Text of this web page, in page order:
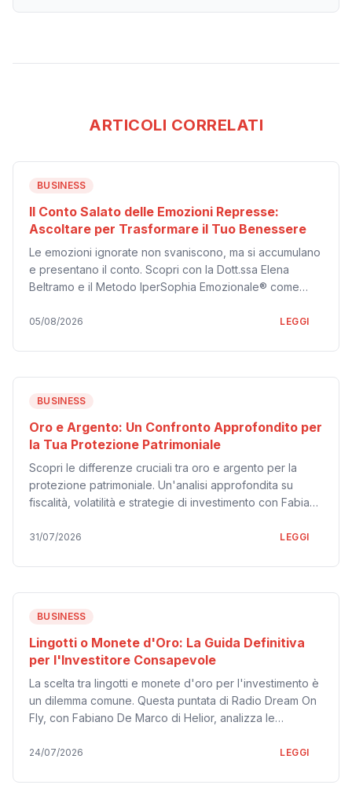
ARTICOLI CORRELATI
BUSINESS
Il Conto Salato delle Emozioni Represse:
Ascoltare per Trasformare il Tuo Benessere
Le emozioni ignorate non svaniscono, ma si accumulano
e presentano il conto. Scopri con la Dott.ssa Elena
Beltramo e il Metodo IperSophia Emozionale® come
benessere.
05/08/2026 LEGGI
BUSINESS
Oro e Argento: Un Confronto Approfondito per
la Tua Protezione Patrimoniale
Scopri le differenze cruciali tra oro e argento per la
protezione patrimoniale. Un'analisi approfondita su
fiscalità, volatilità e strategie di investimento con Fabiano
31/07/2026 LEGGI
BUSINESS
Lingotti o Monete d'Oro: La Guida Definitiva
per l'Investitore Consapevole
La scelta tra lingotti e monete d'oro per l'investimento è
un dilemma comune. Questa puntata di Radio Dream On
Fly, con Fabiano De Marco di Helior, analizza le
costi e flessibilità. Scopri perché i lingotti 24 carati sono
patrimonio oggi.
24/07/2026 LEGGI